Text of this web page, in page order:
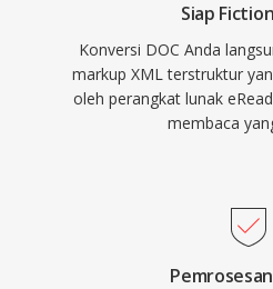
Siap
Konversi DOC Anda
markup XML terstruktur
oleh perangkat lunak
membaca